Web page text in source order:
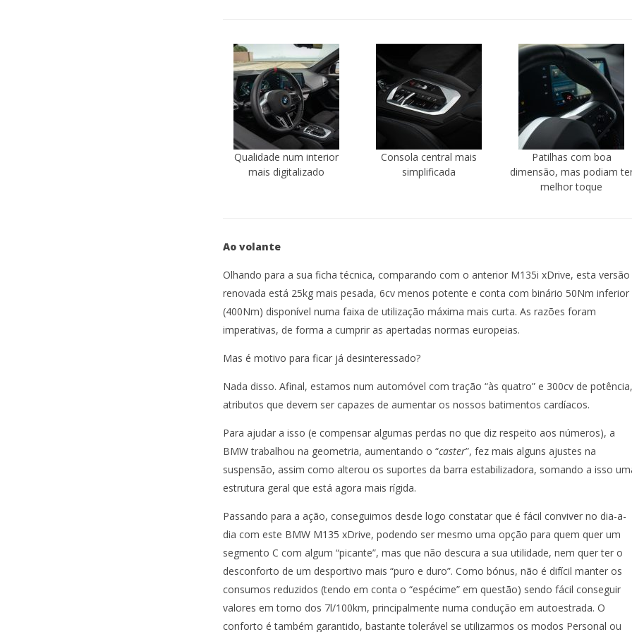
Qualidade num interior
mais digitalizado
Consola central mais
simplificada
Patilhas com boa
dimensão, mas podiam
melhor toque
Ao volante
Olhando para a sua ficha técnica, comparando com o anterior M135i xDrive, esta versão
renovada está 25kg mais pesada, 6cv menos potente e conta com binário 50Nm inferior
(400Nm) disponível numa faixa de utilização máxima mais curta. As razões foram
imperativas, de forma a cumprir as apertadas normas europeias.
Mas é motivo para ficar já desinteressado?
Nada disso. Afinal, estamos num automóvel com tração “às quatro” e 300cv de potência,
atributos que devem ser capazes de aumentar os nossos batimentos cardíacos.
Para ajudar a isso (e compensar algumas perdas no que diz respeito aos números), a
BMW trabalhou na geometria, aumentando o “caster”, fez mais alguns ajustes na
suspensão, assim como alterou os suportes da barra estabilizadora, somando a isso
estrutura geral que está agora mais rígida.
Passando para a ação, conseguimos desde logo constatar que é fácil conviver no dia-a-
dia com este BMW M135 xDrive, podendo ser mesmo uma opção para quem quer um
segmento C com algum “picante”, mas que não descura a sua utilidade, nem quer ter o
desconforto de um desportivo mais “puro e duro”. Como bónus, não é difícil manter os
consumos reduzidos (tendo em conta o “espécime” em questão) sendo fácil conseguir
valores em torno dos 7l/100km, principalmente numa condução em autoestrada. O
conforto é também garantido, bastante tolerável se utilizarmos os modos Personal ou